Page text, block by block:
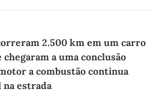
2.500 km em um carro
a uma conclusão
a combustão continua
estrada